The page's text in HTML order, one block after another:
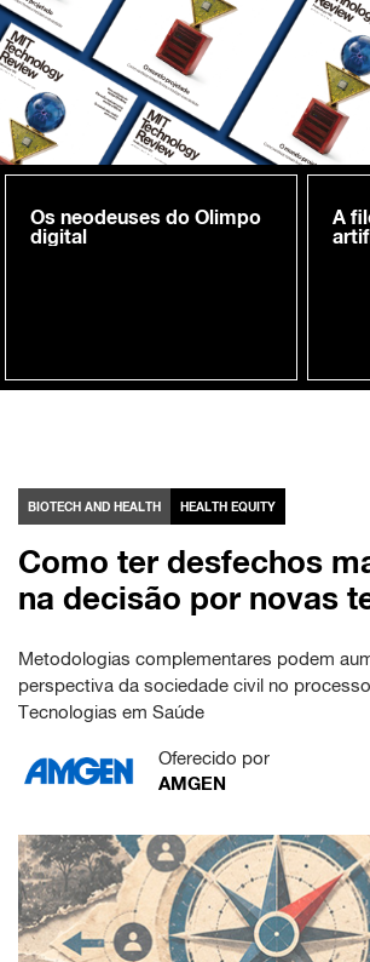
Os neodeuses do Olimpo
digital
A
BIOTECH AND HEALTH HEALTH EQUITY
Como ter desfechos
na decisão por novas
Metodologias complementares podem
perspectiva da sociedade civil no
Tecnologias em Saúde
Oferecido por
AMGEN